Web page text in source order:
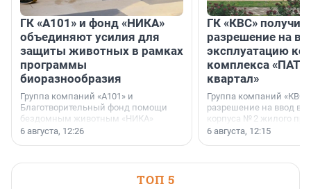
ГК «А101» и фонд «НИКА»
объединяют усилия для
защиты животных в рамках
программы
биоразнообразия
Группа компаний «А101» и
Благотворительный фонд помощи
бездомным животным «НИКА»
заключили соглашение о
6 августа, 12:26
ГК «КВС»
разрешение на
эксплуатацию
комплекса
квартал»
Группа компаний
разрешение на ввод в
корпуса № 2 жилого
Уютный квартал»,
6 августа, 12:15
ТОП 5